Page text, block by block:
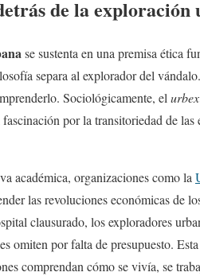
de la exploración
se sustenta en una premisa ética
separa al explorador del
Sociológicamente, el urbex
por la transitoriedad de
académica, organizaciones como la
las revoluciones económicas de
clausurado, los exploradores
omiten por falta de presupuesto.
comprendan cómo se vivía, se